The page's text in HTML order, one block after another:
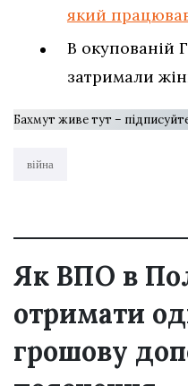
який
В окупованій
затримали
Бахмут живе тут –
війна
Як ВПО в
отримати
грошову